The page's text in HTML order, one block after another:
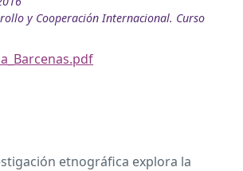
y Cooperación Internacional. Curso
etnográfica explora la